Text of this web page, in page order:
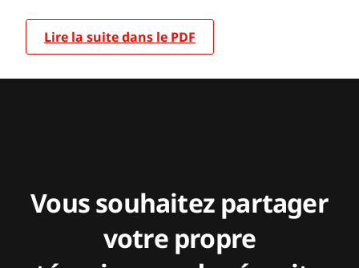
Lire la suite dans le PDF
Vous souhaitez partager
votre propre